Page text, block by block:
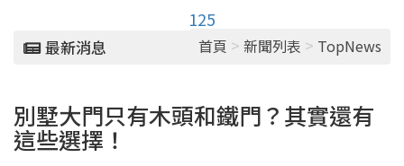
125
最新消息 首頁 > 新聞列表 > TopNews
別墅大門只有木頭和鐵門？其實還有
這些選擇！